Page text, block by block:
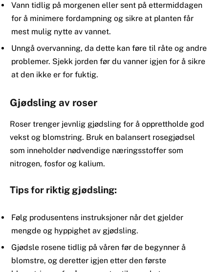
Vann tidlig på morgenen eller sent på ettermiddagen
for å minimere fordampning og sikre at planten får
mest mulig nytte av vannet.
Unngå overvanning, da dette kan føre til råte og andre
problemer. Sjekk jorden før du vanner igjen for å sikre
at den ikke er for fuktig.
Gjødsling av roser
Roser trenger jevnlig gjødsling for å opprettholde god
vekst og blomstring. Bruk en balansert rosegjødsel
som inneholder nødvendige næringsstoffer som
nitrogen, fosfor og kalium.
Tips for riktig gjødsling:
Følg produsentens instruksjoner når det gjelder
mengde og hyppighet av gjødsling.
Gjødsle rosene tidlig på våren før de begynner å
blomstre, og deretter igjen etter den første